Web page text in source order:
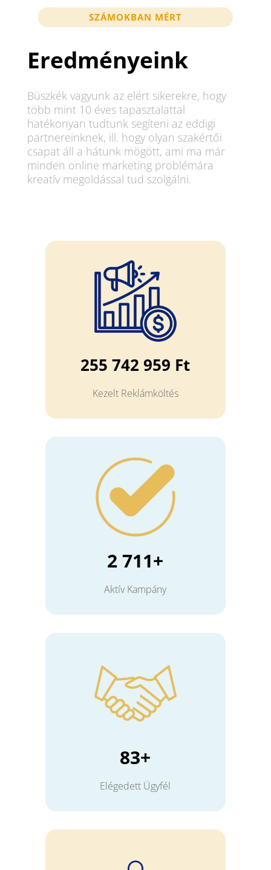
SZÁMOKBAN MÉRT
Eredményeink
Büszkék vagyunk az elért sikerekre, hogy
több mint 10 éves tapasztalattal
hatékonyan tudtunk segíteni az eddigi
partnereinknek, ill. hogy olyan szakértői
csapat áll a hátunk mögött, ami ma már
minden online marketing problémára
kreatív megoldással tud szolgálni.
255 742 959 Ft
Kezelt Reklámköltés
2 711+
Aktív Kampány
83+
Elégedett Ügyfél